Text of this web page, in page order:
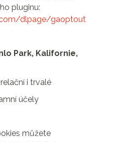
pluginu:
dlpage/gaoptout
Park, Kalifornie,
i trvalé
účely
můžete